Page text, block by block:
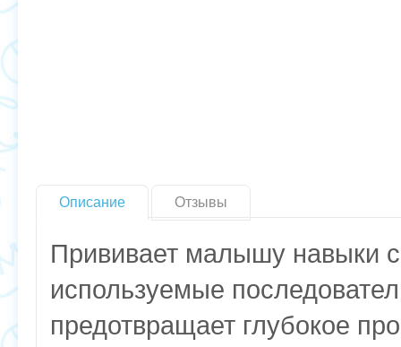
Описание Отзывы
Прививает малышу навыки
используемые
предотвращает глубокое